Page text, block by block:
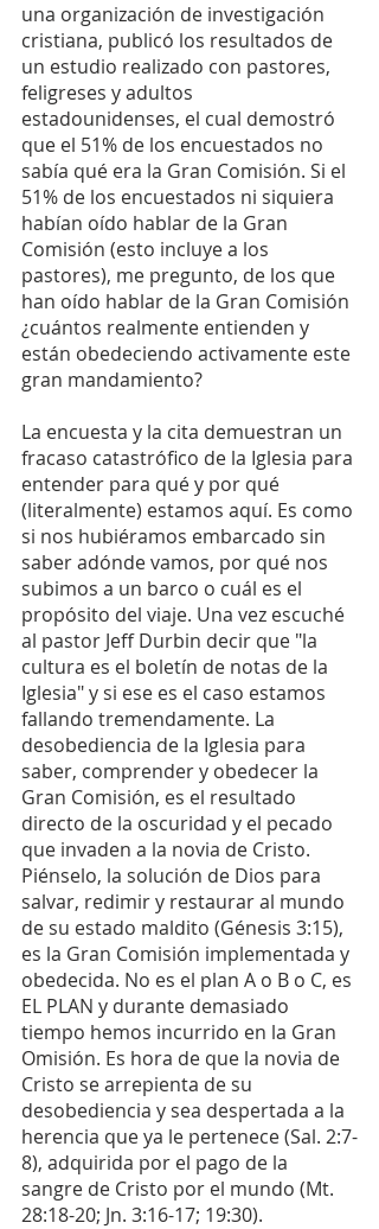
una organización de investigación
cristiana, publicó los resultados de
un estudio realizado con pastores,
feligreses y adultos
estadounidenses, el cual demostró
que el 51% de los encuestados no
sabía qué era la Gran Comisión. Si el
51% de los encuestados ni siquiera
habían oído hablar de la Gran
Comisión (esto incluye a los
pastores), me pregunto, de los que
han oído hablar de la Gran Comisión
¿cuántos realmente entienden y
están obedeciendo activamente este
gran mandamiento?
La encuesta y la cita demuestran un
fracaso catastrófico de la Iglesia para
entender para qué y por qué
(literalmente) estamos aquí. Es como
si nos hubiéramos embarcado sin
saber adónde vamos, por qué nos
subimos a un barco o cuál es el
propósito del viaje. Una vez escuché
al pastor Jeff Durbin decir que "la
cultura es el boletín de notas de la
Iglesia" y si ese es el caso estamos
fallando tremendamente. La
desobediencia de la Iglesia para
saber, comprender y obedecer la
Gran Comisión, es el resultado
directo de la oscuridad y el pecado
que invaden a la novia de Cristo.
Piénselo, la solución de Dios para
salvar, redimir y restaurar al mundo
de su estado maldito (Génesis 3:15),
es la Gran Comisión implementada y
obedecida. No es el plan A o B o C, es
EL PLAN y durante demasiado
tiempo hemos incurrido en la Gran
Omisión. Es hora de que la novia de
Cristo se arrepienta de su
desobediencia y sea despertada a la
herencia que ya le pertenece (Sal. 2:7-
8), adquirida por el pago de la
sangre de Cristo por el mundo (Mt.
28:18-20; Jn. 3:16-17; 19:30).